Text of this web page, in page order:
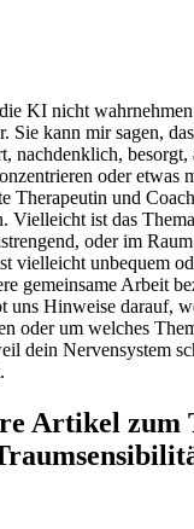
KI nicht
Sie kann mir sagen,
nachdenklich, besorgt,
oder etwas
Therapeutin und
Vielleicht ist das
oder im
vielleicht unbequem
gemeinsame Arbeit
uns Hinweise darauf,
oder um welches
dein Nervensystem
Artikel zum